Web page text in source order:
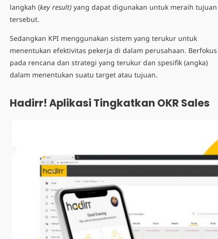
langkah (key result) yang dapat digunakan untuk meraih tujuan
tersebut.
Sedangkan KPI menggunakan sistem yang terukur untuk
menentukan efektivitas pekerja di dalam perusahaan. Berfokus
pada rencana dan strategi yang terukur dan spesifik (angka)
dalam menentukan suatu target atau tujuan.
Hadirr! Aplikasi Tingkatkan OKR Sales